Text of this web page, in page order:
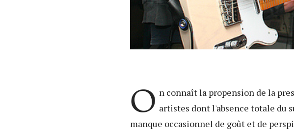
O n connaît la propension de la
artistes dont l'absence totale du
manque occasionnel de goût et de